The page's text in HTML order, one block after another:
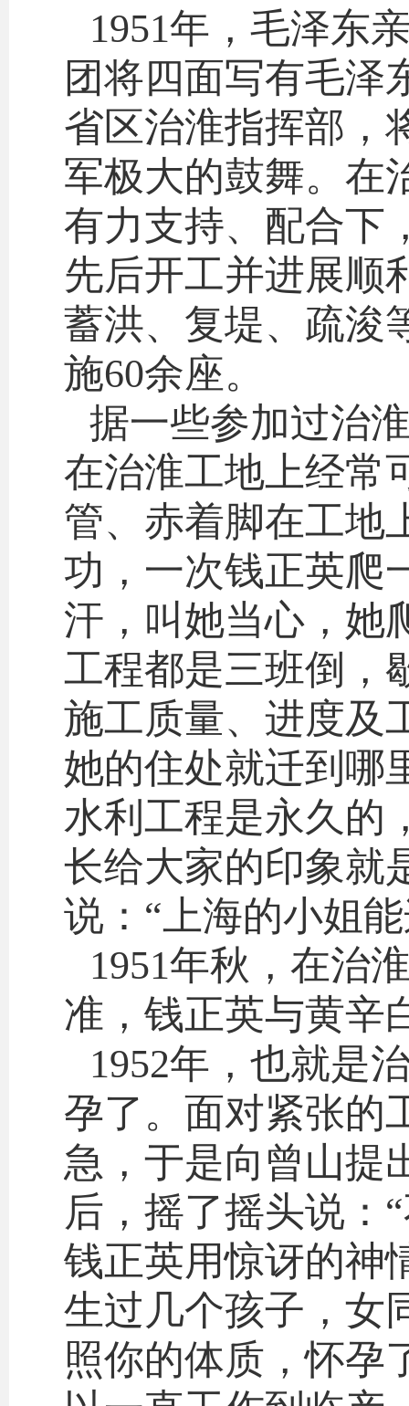
1951年，毛泽东
团将四面写有毛泽
省区治淮指挥部，
军极大的鼓舞。在
有力支持、配合下
先后开工并进展顺
蓄洪、复堤、疏浚
施60余座。
据一些参加过治
在治淮工地上经常
管、赤着脚在工地
功，一次钱正英爬
汗，叫她当心，她
工程都是三班倒，
施工质量、进度及
她的住处就迁到哪
水利工程是永久的
长给大家的印象就
说：“上海的小姐
1951年秋，在治
准，钱正英与黄辛
1952年，也就是
孕了。面对紧张的
急，于是向曾山提
后，摇了摇头说：
钱正英用惊讶的神
生过几个孩子，女
照你的体质，怀孕